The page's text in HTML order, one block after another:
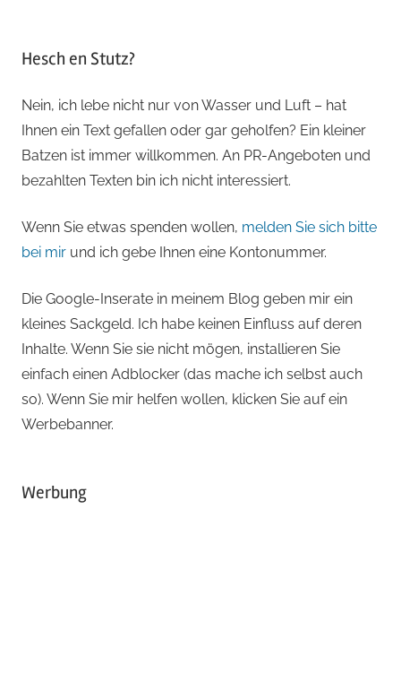
Hesch en Stutz?
Nein, ich lebe nicht nur von Wasser und Luft – hat
Ihnen ein Text gefallen oder gar geholfen? Ein kleiner
Batzen ist immer willkommen. An PR-Angeboten und
bezahlten Texten bin ich nicht interessiert.
Wenn Sie etwas spenden wollen, melden Sie sich bitte
bei mir und ich gebe Ihnen eine Kontonummer.
Die Google-Inserate in meinem Blog geben mir ein
kleines Sackgeld. Ich habe keinen Einfluss auf deren
Inhalte. Wenn Sie sie nicht mögen, installieren Sie
einfach einen Adblocker (das mache ich selbst auch
so). Wenn Sie mir helfen wollen, klicken Sie auf ein
Werbebanner.
Werbung